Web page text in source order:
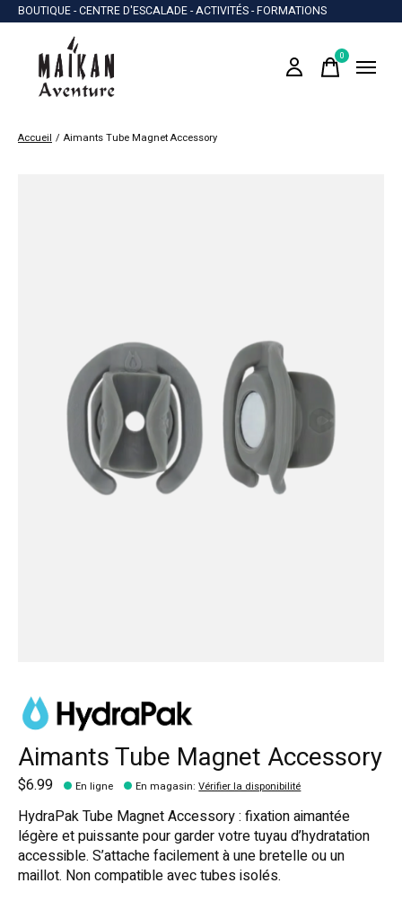
BOUTIQUE - CENTRE D'ESCALADE - ACTIVITÉS - FORMATIONS
0items
Accueil / Aimants Tube Magnet Accessory
Aimants Tube Magnet Accessory
$6.99 En ligne En magasin:Vérifier la disponibilité
HydraPak Tube Magnet Accessory : fixation aimantée
légère et puissante pour garder votre tuyau d’hydratation
accessible. S’attache facilement à une bretelle ou un
maillot. Non compatible avec tubes isolés.